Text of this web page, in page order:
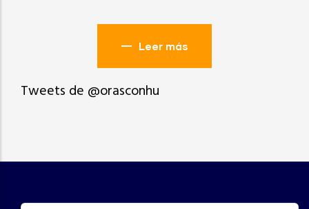
Leer más
Tweets de @orasconhu